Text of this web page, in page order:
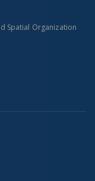
Spatial Organization